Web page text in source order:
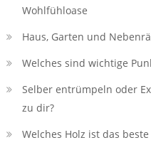
Wohlfühloase
Haus, Garten und
Welches sind wichtige
Selber entrümpeln oder
zu dir?
Welches Holz ist das